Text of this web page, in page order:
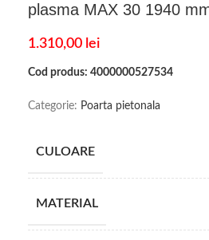
plasma MAX 30 1940
1.310,00 lei
Cod produs: 4000000527534
Categorie: Poarta pietonala
CULOARE
MATERIAL